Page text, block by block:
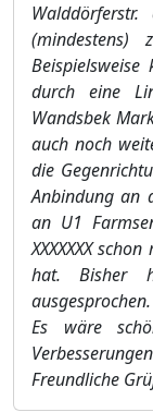
(mindestens)
durch eine
Wandsbek
auch noch
die
Anbindung an
an U1
XXXXXXXschon
hat. Bisher
ausgesprochen.
Es wäre
Freundliche